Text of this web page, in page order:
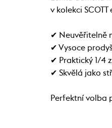
v kolekci
✔ Neuvěřitelně
✔ Vysoce
✔ Praktický 1/4
✔ Skvělá jako
Perfektní volba